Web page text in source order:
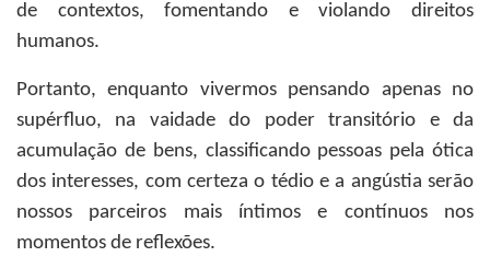
de contextos, fomentando e violando direitos
humanos.
Portanto, enquanto vivermos pensando apenas no
supérfluo, na vaidade do poder transitório e da
acumulação de bens, classificando pessoas pela ótica
dos interesses, com certeza o tédio e a angústia serão
nossos parceiros mais íntimos e contínuos nos
momentos de reflexões.